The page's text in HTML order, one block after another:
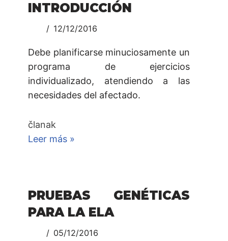
INTRODUCCIÓN
12/12/2016
Debe planificarse minuciosamente un
programa de ejercicios
individualizado, atendiendo a las
necesidades del afectado.
članak
Leer más »
PRUEBAS GENÉTICAS
PARA LA ELA
05/12/2016